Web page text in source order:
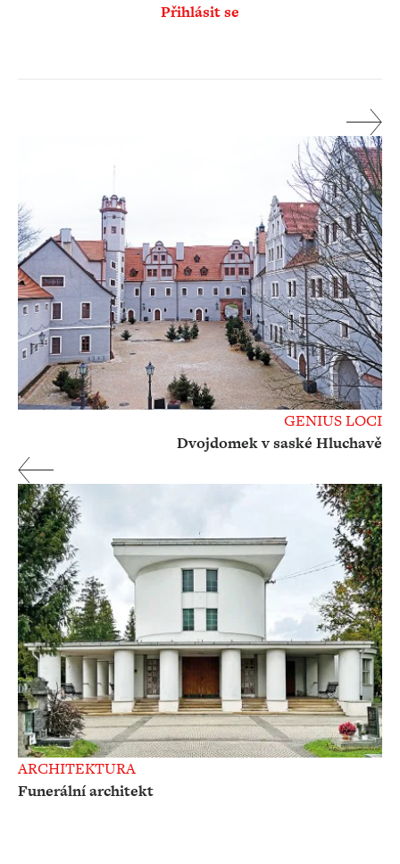
Přihlásit se
GENIUS LOCI
Dvojdomek v saské Hluchavě
ARCHITEKTURA
Funerální architekt